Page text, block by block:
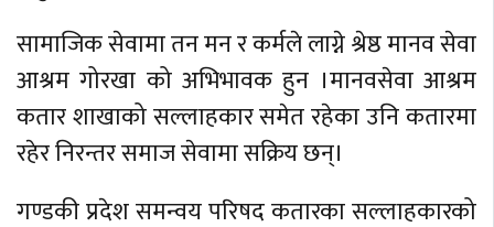
सामाजिक सेवामा तन मन र कर्मले लाग्ने श्रेष्ठ मानव सेवा
आश्रम गोरखा को अभिभावक हुन ।मानवसेवा आश्रम
कतार शाखाको सल्लाहकार समेत रहेका उनि कतारमा
रहेर निरन्तर समाज सेवामा सक्रिय छन्।
गण्डकी प्रदेश समन्वय परिषद कतारका सल्लाहकारको